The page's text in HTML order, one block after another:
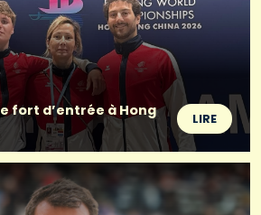
fort d’entrée à Hong
LIRE